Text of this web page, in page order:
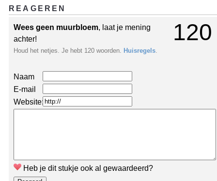
REAGEREN
120
Wees geen muurbloem, laat je mening
achter!
Houd het netjes. Je hebt 120 woorden. Huisregels
Naam
E-mail
Website:
Heb je dit stukje ook al gewaardeerd?